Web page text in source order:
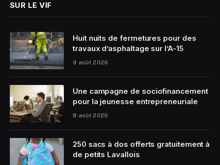
SUR LE VIF
Huit nuits de fermetures pour des
travaux d’asphaltage sur l’A-15
9 août 2026
Une campagne de sociofinancement
pour la jeunesse entrepreneuriale
8 août 2026
250 sacs à dos offerts gratuitement à
de petits Lavallois